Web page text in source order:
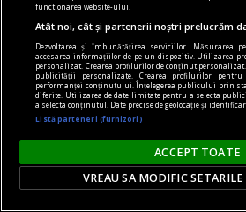
nici așa, nici altminteri
Cum trebuie să fie un
Nu cred în nici o campanie
pe negativitate, pe
individuale.
functionarea website-ului.
Atât noi, cât și partenerii noștri prelucrăm
Dezvoltarea și îmbunătățirea serviciilor. Măsurarea
accesarea informațiilor de pe un dispozitiv. Utilizarea
personalizat. Crearea profilurilor de conținut
publicității personalizate. Crearea profilurilor
performanței conținutului. Înțelegerea publicului prin
diferite. Utilizarea de date limitate pentru a selecta
a selecta conținutul. Date precise de geolocație și
Listă parteneri (furnizori)
ACCEPT TOATE
VREAU SA MODIFIC